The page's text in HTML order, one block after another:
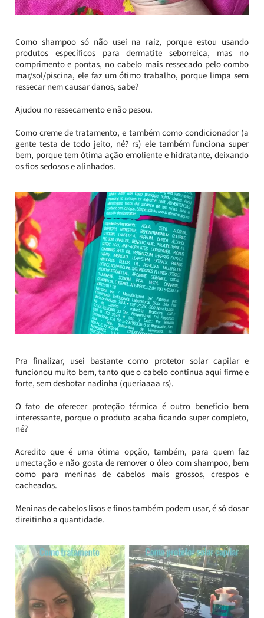
Como shampoo só não usei na raiz, porque estou usando
produtos específicos para dermatite seborreica, mas no
comprimento e pontas, no cabelo mais ressecado pelo combo
mar/sol/piscina, ele faz um ótimo trabalho, porque limpa sem
ressecar nem causar danos, sabe?
Ajudou no ressecamento e não pesou.
Como creme de tratamento, e também como condicionador (a
gente testa de todo jeito, né? rs) ele também funciona super
bem, porque tem ótima ação emoliente e hidratante, deixando
os fios sedosos e alinhados.
Pra finalizar, usei bastante como protetor solar capilar e
funcionou muito bem, tanto que o cabelo continua aqui firme e
forte, sem desbotar nadinha (queriaaaa rs).
O fato de oferecer proteção térmica é outro benefício bem
interessante, porque o produto acaba ficando super completo,
né?
Acredito que é uma ótima opção, também, para quem faz
umectação e não gosta de remover o óleo com shampoo, bem
como para meninas de cabelos mais grossos, crespos e
cacheados.
Meninas de cabelos lisos e finos também podem usar, é só dosar
direitinho a quantidade.